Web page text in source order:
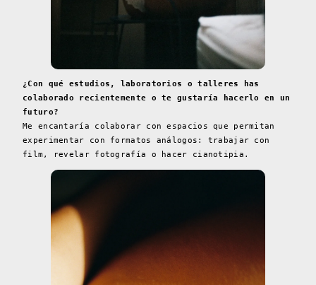
¿Con qué estudios, laboratorios o talleres has
colaborado recientemente o te gustaría hacerlo en un
futuro?
Me encantaría colaborar con espacios que permitan
experimentar con formatos análogos: trabajar con
film, revelar fotografía o hacer cianotipia.